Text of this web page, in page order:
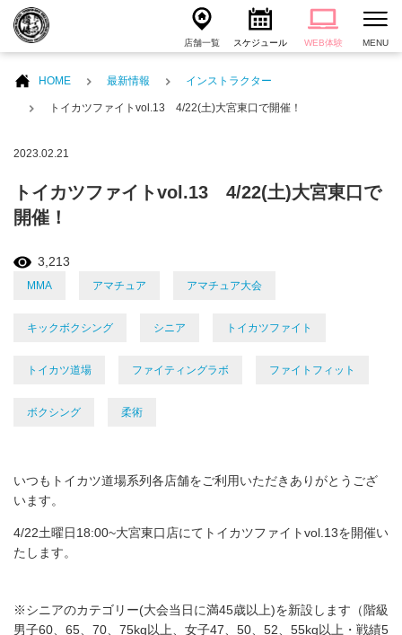
店舗一覧 スケジュール WEB体験 MENU
HOME 最新情報 インストラクター
トイカツファイトvol.13 4/22(土)大宮東口で開催！
2023.02.21
トイカツファイトvol.13 4/22(土)大宮東口で
開催！
3,213
MMA アマチュア アマチュア大会
キックボクシング シニア トイカツファイト
トイカツ道場 ファイティングラボ ファイトフィット
ボクシング 柔術
いつもトイカツ道場系列各店舗をご利用いただきありがとうござ
います。
4/22土曜日18:00~大宮東口店にてトイカツファイトvol.13を開催い
たします。
※シニアのカテゴリー(大会当日に満45歳以上)を新設します（階級
男子60、65、70、75kg以上、女子47、50、52、55kg以上・戦績5